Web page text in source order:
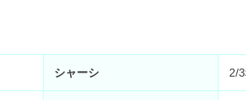
シャーシ 2/